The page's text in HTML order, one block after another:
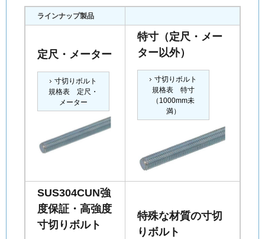
ラインナップ製品
定尺・メーター
寸切りボルト
規格表 定尺・
メーター
特寸（定尺・メー
ター以外）
寸切りボルト
規格表 特寸
（1000mm未
満）
SUS304CUN強
度保証・高強度
寸切りボルト
特殊な材質の寸切
りボルト